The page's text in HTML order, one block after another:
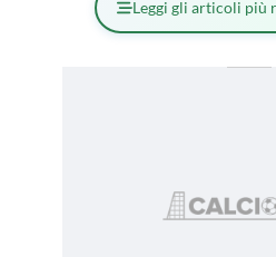
Leggi gli articoli più